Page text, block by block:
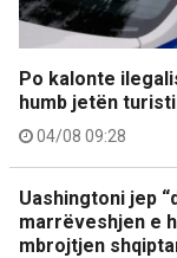
Po kalonte
humb jetën
04/08 09:28
Uashingtoni jep
marrëveshjen e
mbrojtjen